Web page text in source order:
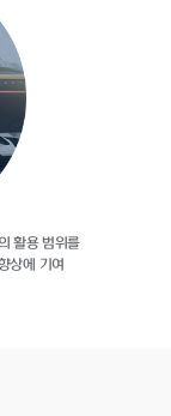
활용 범위를
상에 기여